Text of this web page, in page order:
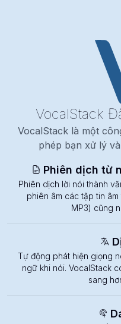
VocalStack
VocalStack là một
phép bạn xử lý
Phiên dịch từ
Phiên dịch lời nói thành
phiên âm các tập tin
MP3) cũng
Tự động phát hiện giọng
ngữ khi nói. VocalStack
sang